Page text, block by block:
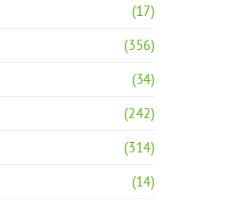
(17)
(356)
(34)
(242)
(314)
(14)